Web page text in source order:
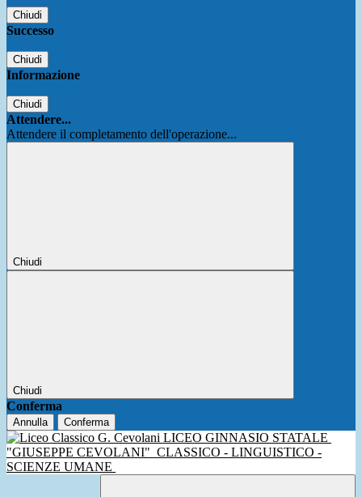
Chiudi
Successo
Chiudi
Informazione
Chiudi
Attendere...
Attendere il completamento dell'operazione...
Chiudi
Chiudi
Conferma
Annulla Conferma
LICEO GINNASIO STATALE
"GIUSEPPE CEVOLANI" CLASSICO - LINGUISTICO -
SCIENZE UMANE